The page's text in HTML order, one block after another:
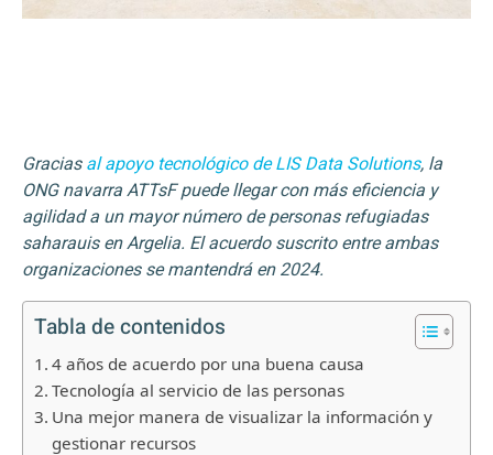
Graciasal apoyo tecnológico de LIS Data Solutions, la
ONG navarra ATTsF puede llegar con más eficiencia y
agilidad a un mayor número de personas refugiadas
saharauis en Argelia. El acuerdo suscrito entre ambas
organizaciones se mantendrá en 2024.
Tabla de contenidos
4 años de acuerdo por una buena causa
Tecnología al servicio de las personas
Una mejor manera de visualizar la información y
gestionar recursos